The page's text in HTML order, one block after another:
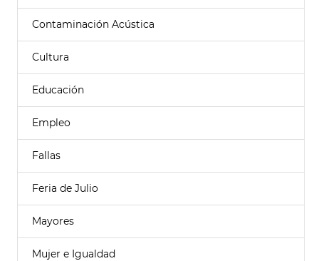
Contaminación Acústica
Cultura
Educación
Empleo
Fallas
Feria de Julio
Mayores
Mujer e Igualdad